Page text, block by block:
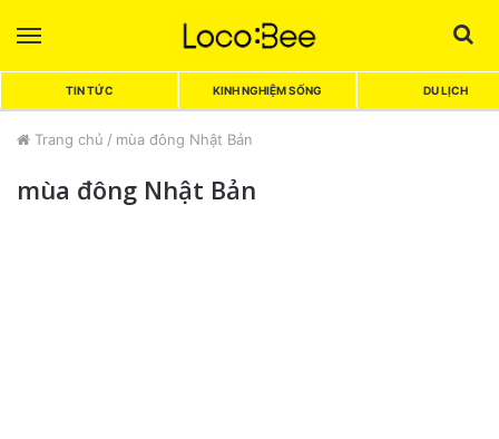
TIN TỨC KINH NGHIỆM SỐNG DU LỊCH
Trang chủ / mùa đông Nhật Bản
mùa đông Nhật Bản